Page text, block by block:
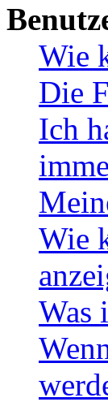
Wie
Die
Ich
Wie
Was